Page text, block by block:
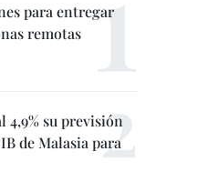
para entregar
remotas
4,9% su previsión
de Malasia para